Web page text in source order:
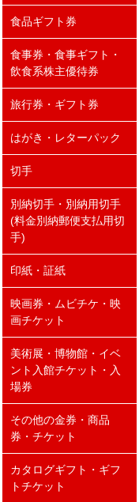
食品ギフト券
食事券・食事ギフト・
飲食系株主優待券
旅行券・ギフト券
はがき・レターパック
切手
別納切手・別納用切手
(料金別納郵便支払用切
手)
印紙・証紙
映画券・ムビチケ・映
画チケット
美術展・博物館・イベ
ント入館チケット・入
場券
その他の金券・商品
券・チケット
カタログギフト・ギフ
トチケット